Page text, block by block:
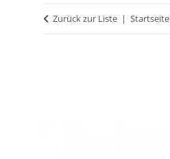
Zurück zur Liste Startseite